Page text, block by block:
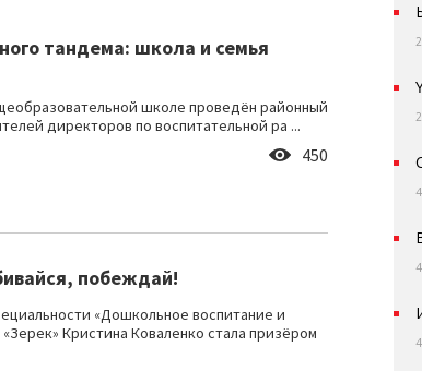
тандема: школа и семья
школе проведён районный
директоров по воспитательной ра ...
450
побеждай!
«Дошкольное воспитание и
Кристина Коваленко стала призёром